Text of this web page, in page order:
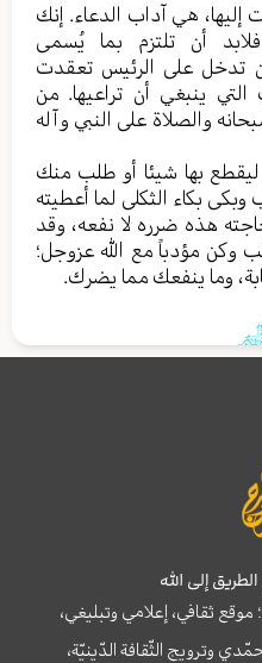
إليها، هي آداب الدعاء. إنك
أن تلتزم بما يُسمى
أن تدخل على الرئيس تعقدت
التي ينبغي أن تراعيها. من
والصلاة على النبي وآله
بها شيئا أو طلب منك
بكاء الثكلى لما أعطيته
هذه ضرره لا نفعه، وقد
وكن مؤدباً مع الله عزوجل؛
وما ينفعك مما يضرك.
إلى الله
موقع ثقافي، إعلامي وتبليغي،
وترويج الثّقافة الدّينيّة،